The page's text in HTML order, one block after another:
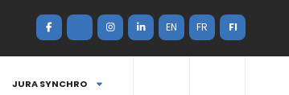
EN FR FI
JURA SYNCHRO